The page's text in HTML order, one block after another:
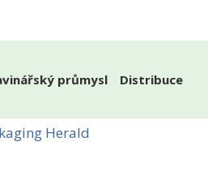
průmysl Distribuce
Herald